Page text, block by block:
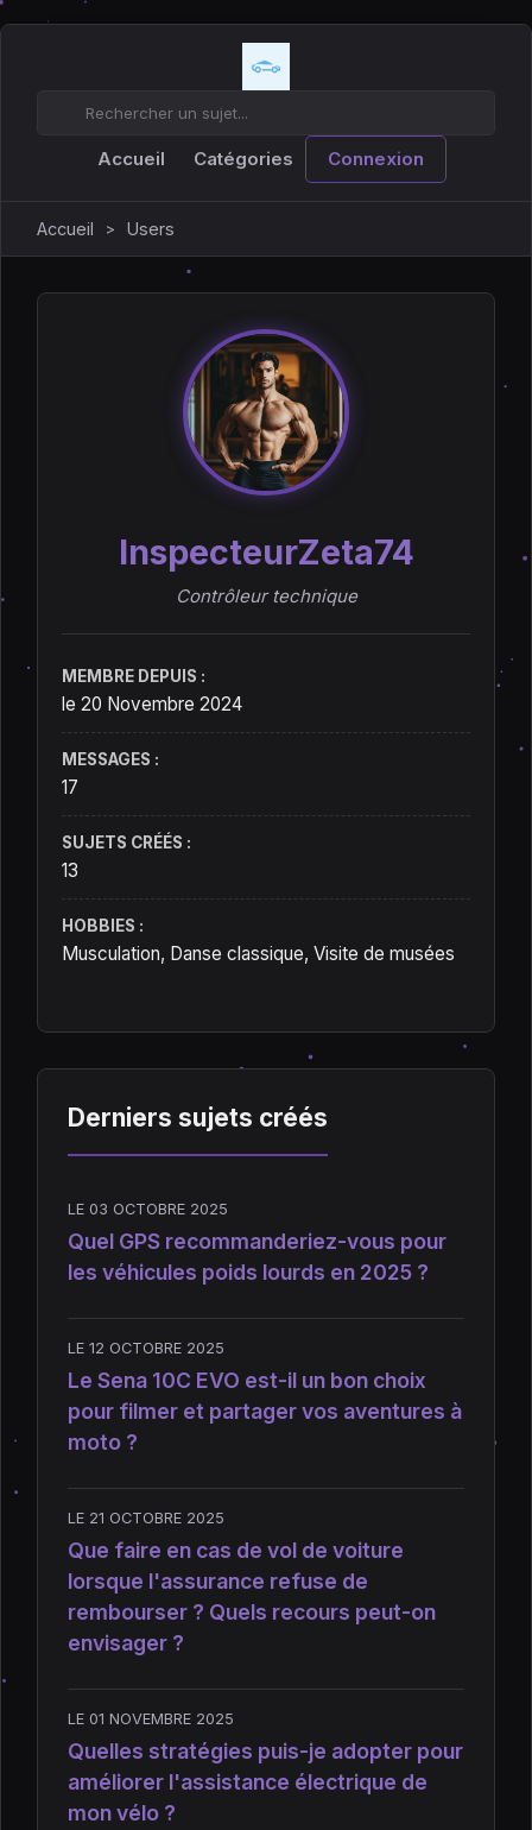
Accueil Catégories Connexion
Accueil > Users
InspecteurZeta74
Contrôleur technique
MEMBRE DEPUIS :
le 20 Novembre 2024
MESSAGES :
17
SUJETS CRÉÉS :
13
HOBBIES :
Musculation, Danse classique, Visite de musées
Derniers sujets créés
LE 03 OCTOBRE 2025
Quel GPS recommanderiez-vous pour
les véhicules poids lourds en 2025 ?
LE 12 OCTOBRE 2025
Le Sena 10C EVO est-il un bon choix
pour filmer et partager vos aventures à
moto ?
LE 21 OCTOBRE 2025
Que faire en cas de vol de voiture
lorsque l'assurance refuse de
rembourser ? Quels recours peut-on
envisager ?
LE 01 NOVEMBRE 2025
Quelles stratégies puis-je adopter pour
améliorer l'assistance électrique de
mon vélo ?